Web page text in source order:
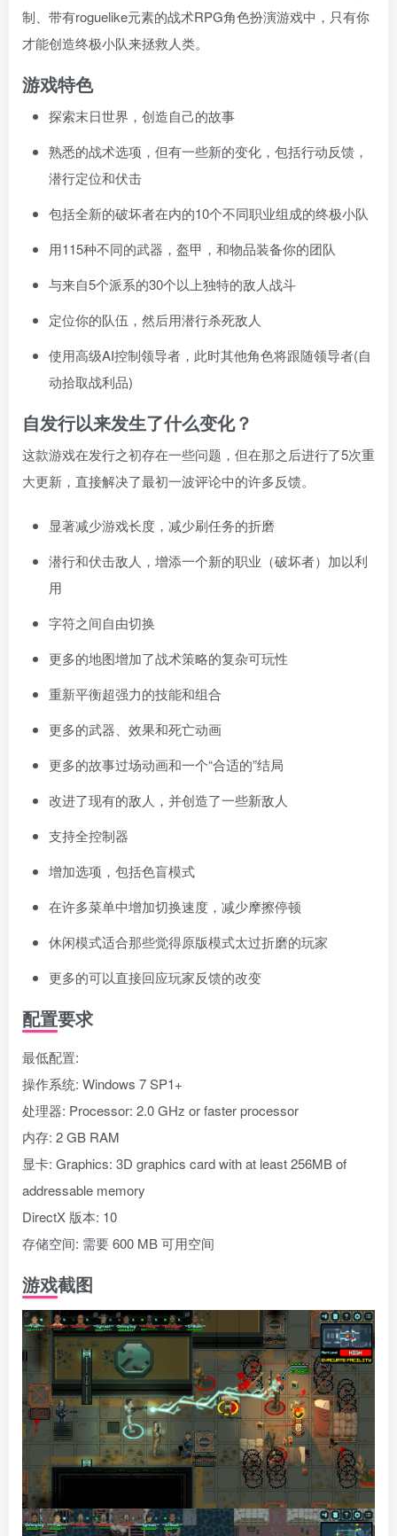
制、带有roguelike元素的战术RPG角色扮演游戏中，只有你
才能创造终极小队来拯救人类。
游戏特色
探索末日世界，创造自己的故事
熟悉的战术选项，但有一些新的变化，包括行动反馈，
潜行定位和伏击
包括全新的破坏者在内的10个不同职业组成的终极小队
用115种不同的武器，盔甲，和物品装备你的团队
与来自5个派系的30个以上独特的敌人战斗
定位你的队伍，然后用潜行杀死敌人
使用高级AI控制领导者，此时其他角色将跟随领导者(自
动拾取战利品)
自发行以来发生了什么变化？
这款游戏在发行之初存在一些问题，但在那之后进行了5次重
大更新，直接解决了最初一波评论中的许多反馈。
显著减少游戏长度，减少刷任务的折磨
潜行和伏击敌人，增添一个新的职业（破坏者）加以利
用
字符之间自由切换
更多的地图增加了战术策略的复杂可玩性
重新平衡超强力的技能和组合
更多的武器、效果和死亡动画
更多的故事过场动画和一个“合适的”结局
改进了现有的敌人，并创造了一些新敌人
支持全控制器
增加选项，包括色盲模式
在许多菜单中增加切换速度，减少摩擦停顿
休闲模式适合那些觉得原版模式太过折磨的玩家
更多的可以直接回应玩家反馈的改变
配置要求
最低配置:
操作系统: Windows 7 SP1+
处理器: Processor: 2.0 GHz or faster processor
内存: 2 GB RAM
显卡: Graphics: 3D graphics card with at least 256MB of
addressable memory
DirectX 版本: 10
存储空间: 需要 600 MB 可用空间
游戏截图